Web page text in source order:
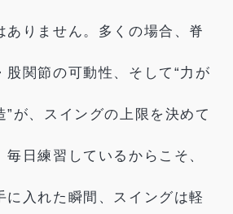
ありません。多くの場合、脊
股関節の可動性、そして“力が
”が、スイングの上限を決めて
毎日練習しているからこそ、
に入れた瞬間、スイングは軽